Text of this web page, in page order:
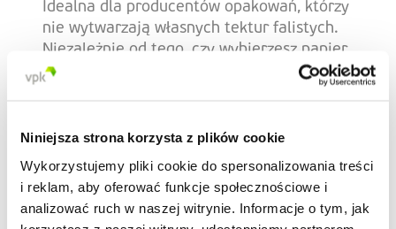
Niniejsza strona korzysta z plików cookie
Wykorzystujemy pliki cookie do spersonalizowania treści
i reklam, aby oferować funkcje społecznościowe i
analizować ruch w naszej witrynie. Informacje o tym, jak
Idealna dla producentów opakowań, którzy
nie wytwarzają własnych tektur falistych.
Niezależnie od tego, czy wybierzesz papier
z recyklingu, taki jak testlinery i
rozwiązanie.